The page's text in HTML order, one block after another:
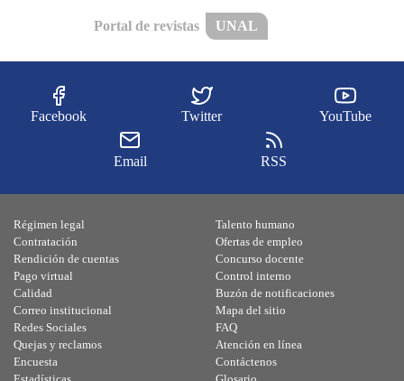
Portal de revistas UNAL
Facebook Twitter YouTube
Email RSS
Régimen legal
Contratación
Rendición de cuentas
Pago virtual
Calidad
Talento humano
Ofertas de empleo
Concurso docente
Control interno
Buzón de notificaciones
Correo institucional
Redes Sociales
Quejas y reclamos
Encuesta
Mapa del sitio
FAQ
Atención en línea
Contáctenos